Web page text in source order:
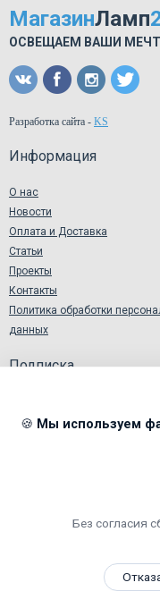
МагазинЛамп
ОСВЕЩАЕМ ВАШИ
Разработка сайта - KS
Информация
О нас
Новости
Оплата и Доставка
Статьи
Проекты
Контакты
Политика обработки
данных
Подписка
Я подтверждаю и
Master
🍪 Мы используем
Без согласия